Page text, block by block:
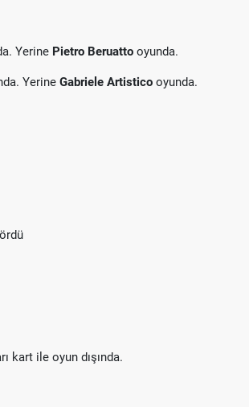
Yerine Pietro Beruatto oyunda.
Yerine Gabriele Artistico oyunda.
kart ile oyun dışında.